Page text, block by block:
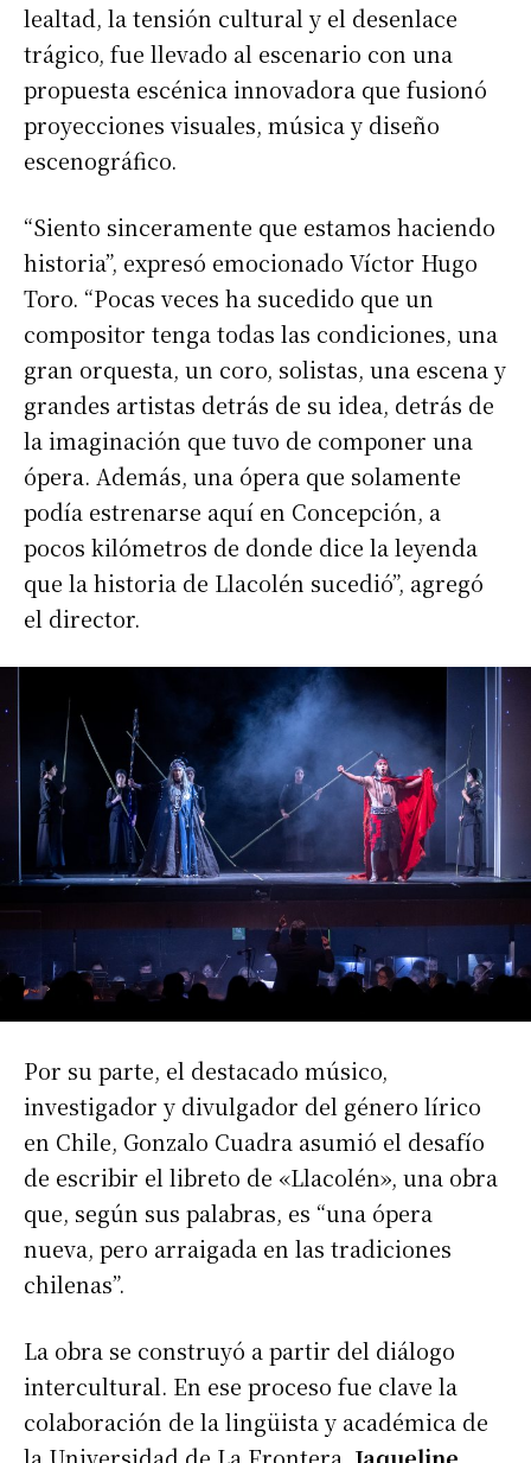
lealtad, la tensión cultural y el desenlace
trágico, fue llevado al escenario con una
propuesta escénica innovadora que fusionó
proyecciones visuales, música y diseño
escenográfico.
“Siento sinceramente que estamos haciendo
historia”, expresó emocionado Víctor Hugo
Toro. “Pocas veces ha sucedido que un
compositor tenga todas las condiciones, una
gran orquesta, un coro, solistas, una escena y
grandes artistas detrás de su idea, detrás de
la imaginación que tuvo de componer una
ópera. Además, una ópera que solamente
podía estrenarse aquí en Concepción, a
pocos kilómetros de donde dice la leyenda
que la historia de Llacolén sucedió”, agregó
el director.
Por su parte, el destacado músico,
investigador y divulgador del género lírico
en Chile, Gonzalo Cuadra asumió el desafío
de escribir el libreto de «Llacolén», una obra
que, según sus palabras, es “una ópera
nueva, pero arraigada en las tradiciones
chilenas”.
La obra se construyó a partir del diálogo
intercultural. En ese proceso fue clave la
colaboración de la lingüista y académica de
la Universidad de La Frontera, Jaqueline